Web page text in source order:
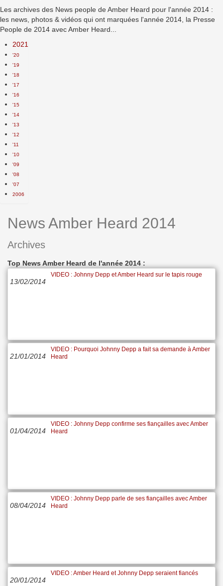
Les archives des News people de Amber Heard pour l'année 2014 :
les news, photos & vidéos qui ont marquées l'année 2014, la Presse
People de 2014 avec Amber Heard...
2021
'20
'19
'18
'17
'16
'15
'14
'13
'12
'11
'10
'09
'08
'07
2006
News Amber Heard 2014
Archives
Top News Amber Heard de l'année 2014 :
13/02/2014
VIDEO : Johnny Depp et Amber Heard sur le tapis rouge
21/01/2014
VIDEO : Pourquoi Johnny Depp a fait sa demande à Amber
Heard
01/04/2014
VIDEO : Johnny Depp confirme ses fiançailles avec Amber
Heard
08/04/2014
VIDEO : Johnny Depp parle de ses fiançailles avec Amber
Heard
20/01/2014
VIDEO : Amber Heard et Johnny Depp seraient fiancés